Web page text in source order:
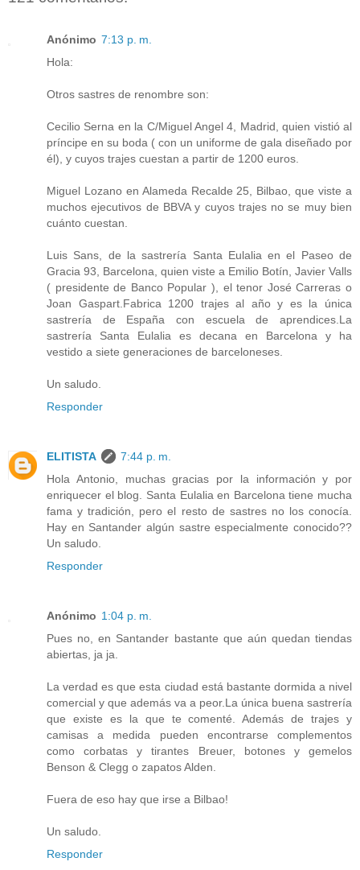
Anónimo 7:13 p. m.
Hola:
Otros sastres de renombre son:
Cecilio Serna en la C/Miguel Angel 4, Madrid, quien vistió al
príncipe en su boda ( con un uniforme de gala diseñado por
él), y cuyos trajes cuestan a partir de 1200 euros.
Miguel Lozano en Alameda Recalde 25, Bilbao, que viste a
muchos ejecutivos de BBVA y cuyos trajes no se muy bien
cuánto cuestan.
Luis Sans, de la sastrería Santa Eulalia en el Paseo de
Gracia 93, Barcelona, quien viste a Emilio Botín, Javier Valls
( presidente de Banco Popular ), el tenor José Carreras o
Joan Gaspart.Fabrica 1200 trajes al año y es la única
sastrería de España con escuela de aprendices.La
sastrería Santa Eulalia es decana en Barcelona y ha
vestido a siete generaciones de barceloneses.
Un saludo.
Responder
ELITISTA
7:44 p. m.
Hola Antonio, muchas gracias por la información y por
enriquecer el blog. Santa Eulalia en Barcelona tiene mucha
fama y tradición, pero el resto de sastres no los conocía.
Hay en Santander algún sastre especialmente conocido??
Un saludo.
Responder
Anónimo 1:04 p. m.
Pues no, en Santander bastante que aún quedan tiendas
abiertas, ja ja.
La verdad es que esta ciudad está bastante dormida a nivel
comercial y que además va a peor.La única buena sastrería
que existe es la que te comenté. Además de trajes y
camisas a medida pueden encontrarse complementos
como corbatas y tirantes Breuer, botones y gemelos
Benson & Clegg o zapatos Alden.
Fuera de eso hay que irse a Bilbao!
Un saludo.
Responder